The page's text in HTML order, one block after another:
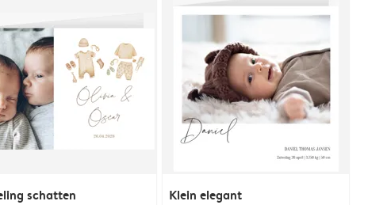
schatten Klein elegant